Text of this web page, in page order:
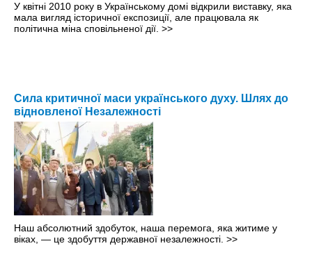
У квітні 2010 року в Українському домі відкрили виставку, яка
мала вигляд історичної експозиції, але працювала як
політична міна сповільненої дії. >>
Сила критичної маси українського духу. Шлях до
відновленої Незалежності
Наш абсолютний здобуток, наша перемога, яка житиме у
віках, — це здобуття державної незалежності. >>